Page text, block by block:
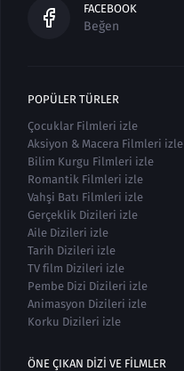
FACEBOOK
Beğen
POPÜLER TÜRLER
Çocuklar Filmleri izle
Aksiyon & Macera Filmleri izle
Bilim Kurgu Filmleri izle
Romantik Filmleri izle
Vahşi Batı Filmleri izle
Gerçeklik Dizileri izle
Aile Dizileri izle
Tarih Dizileri izle
TV film Dizileri izle
Pembe Dizi Dizileri izle
Animasyon Dizileri izle
Korku Dizileri izle
ÖNE ÇIKAN DIZI VE FILMLER